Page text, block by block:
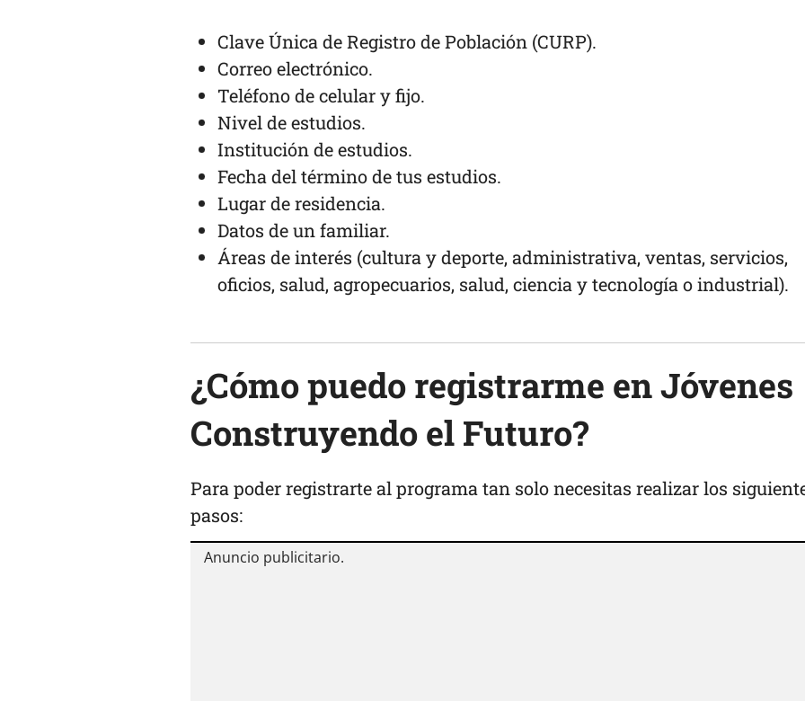
Clave Única de Registro de Población (CURP).
Correo electrónico.
Teléfono de celular y fijo.
Nivel de estudios.
Institución de estudios.
Fecha del término de tus estudios.
Lugar de residencia.
Datos de un familiar.
Áreas de interés (cultura y deporte, administrativa, ventas, servicios,
oficios, salud, agropecuarios, salud, ciencia y tecnología o industrial).
¿Cómo puedo registrarme en Jóvenes
Construyendo el Futuro?
Para poder registrarte al programa tan solo necesitas realizar los
pasos: